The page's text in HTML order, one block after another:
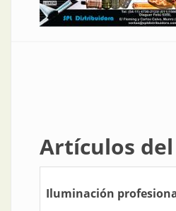
Artículos
Iluminación